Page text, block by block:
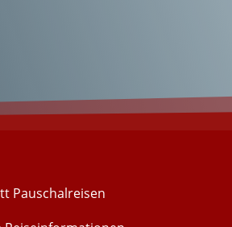
Pauschalreisen